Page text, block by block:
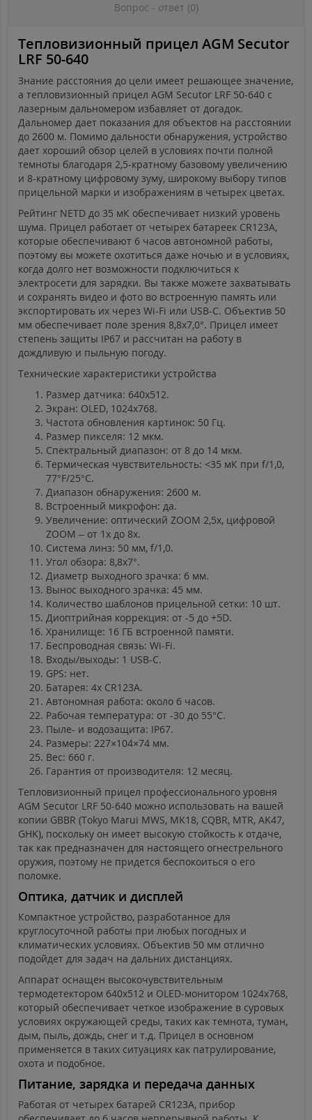
Вопрос - ответ (0)
Тепловизионный прицел AGM Secutor
LRF 50-640
Знание расстояния до цели имеет решающее значение,
а тепловизионный прицел AGM Secutor LRF 50-640 с
лазерным дальномером избавляет от догадок.
Дальномер дает показания для объектов на расстоянии
до 2600 м. Помимо дальности обнаружения, устройство
дает хороший обзор целей в условиях почти полной
темноты благодаря 2,5-кратному базовому увеличению
и 8-кратному цифровому зуму, широкому выбору типов
прицельной марки и изображениям в четырех цветах.
Рейтинг NETD до 35 мК обеспечивает низкий уровень
шума. Прицел работает от четырех батареек CR123A,
которые обеспечивают 6 часов автономной работы,
поэтому вы можете охотиться даже ночью и в условиях,
когда долго нет возможности подключиться к
электросети для зарядки. Вы также можете захватывать
и сохранять видео и фото во встроенную память или
экспортировать их через Wi-Fi или USB-C. Объектив 50
мм обеспечивает поле зрения 8,8x7,0°. Прицел имеет
степень защиты IP67 и рассчитан на работу в
дождливую и пыльную погоду.
Технические характеристики устройства
Размер датчика: 640х512.
Экран: OLED, 1024х768.
Частота обновления картинок: 50 Гц.
Размер пикселя: 12 мкм.
Спектральный диапазон: от 8 до 14 мкм.
Термическая чувствительность: <35 мК при f/1,0,
77°F/25°C.
Диапазон обнаружения: 2600 м.
Встроенный микрофон: да.
Увеличение: оптический ZOOM 2,5x, цифровой
ZOOM – от 1х до 8x.
Система линз: 50 мм, f/1,0.
Угол обзора: 8,8х7°.
Диаметр выходного зрачка: 6 мм.
Вынос выходного зрачка: 45 мм.
Количество шаблонов прицельной сетки: 10 шт.
Диоптрийная коррекция: от -5 до +5D.
Хранилище: 16 ГБ встроенной памяти.
Беспроводная связь: Wi-Fi.
Входы/выходы: 1 USB-C.
GPS: нет.
Батарея: 4x CR123A.
Автономная работа: около 6 часов.
Рабочая температура: от -30 до 55°C.
Пыле- и водозащита: IP67.
Размеры: 227×104×74 мм.
Вес: 660 г.
Гарантия от производителя: 12 месяц.
Тепловизионный прицел профессионального уровня
AGM Secutor LRF 50-640 можно использовать на вашей
копии GBBR (Tokyo Marui MWS, MK18, CQBR, MTR, AK47,
GHK), поскольку он имеет высокую стойкость к отдаче,
так как предназначен для настоящего огнестрельного
оружия, поэтому не придется беспокоиться о его
поломке.
Оптика, датчик и дисплей
Компактное устройство, разработанное для
круглосуточной работы при любых погодных и
климатических условиях. Объектив 50 мм отлично
подойдет для задач на дальних дистанциях.
Аппарат оснащен высокочувствительным
термодетектором 640x512 и OLED-монитором 1024x768,
который обеспечивает четкое изображение в суровых
условиях окружающей среды, таких как темнота, туман,
дым, пыль, дождь, снег и т.д. Прицел в основном
применяется в таких ситуациях как патрулирование,
охота и подобное.
Питание, зарядка и передача данных
Работая от четырех батарей CR123A, прибор